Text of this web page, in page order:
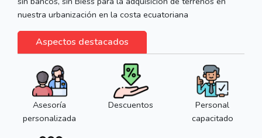
nuestra urbanización en la costa ecuatoriana
Aspectos destacados
Asesoría
personalizada
Descuentos
Personal
capacitado